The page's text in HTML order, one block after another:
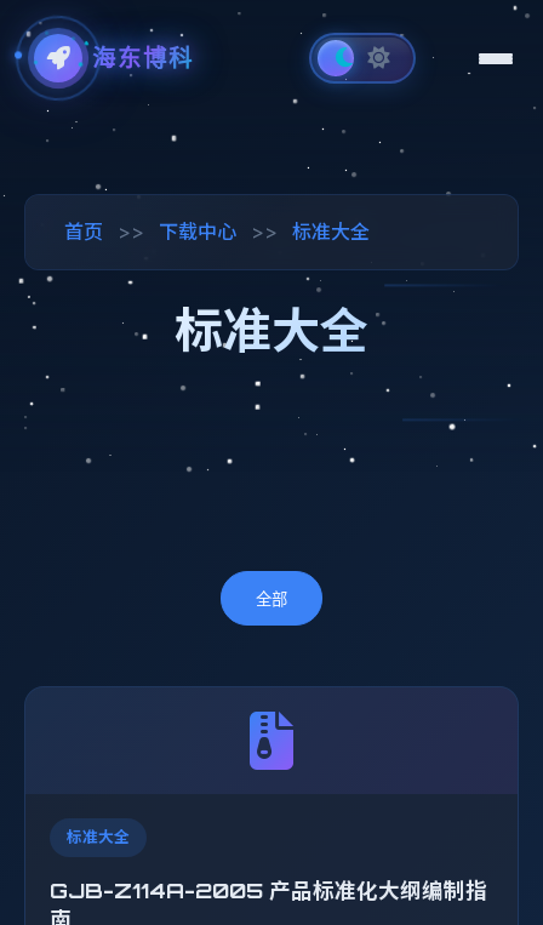
海东博科
首页 >> 下载中心 >> 标准大全
标准大全
全部
标准大全
GJB-Z114A-2005 产品标准化大纲编制指
南